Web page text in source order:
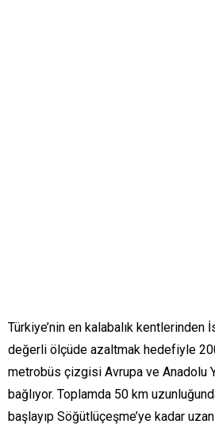
Türkiye’nin en kalabalık kentlerinden
değerli ölçüde azaltmak hedefiyle
metrobüs çizgisi Avrupa ve Anadolu
bağlıyor. Toplamda 50 km
başlayıp Söğütlüçeşme’ye kadar